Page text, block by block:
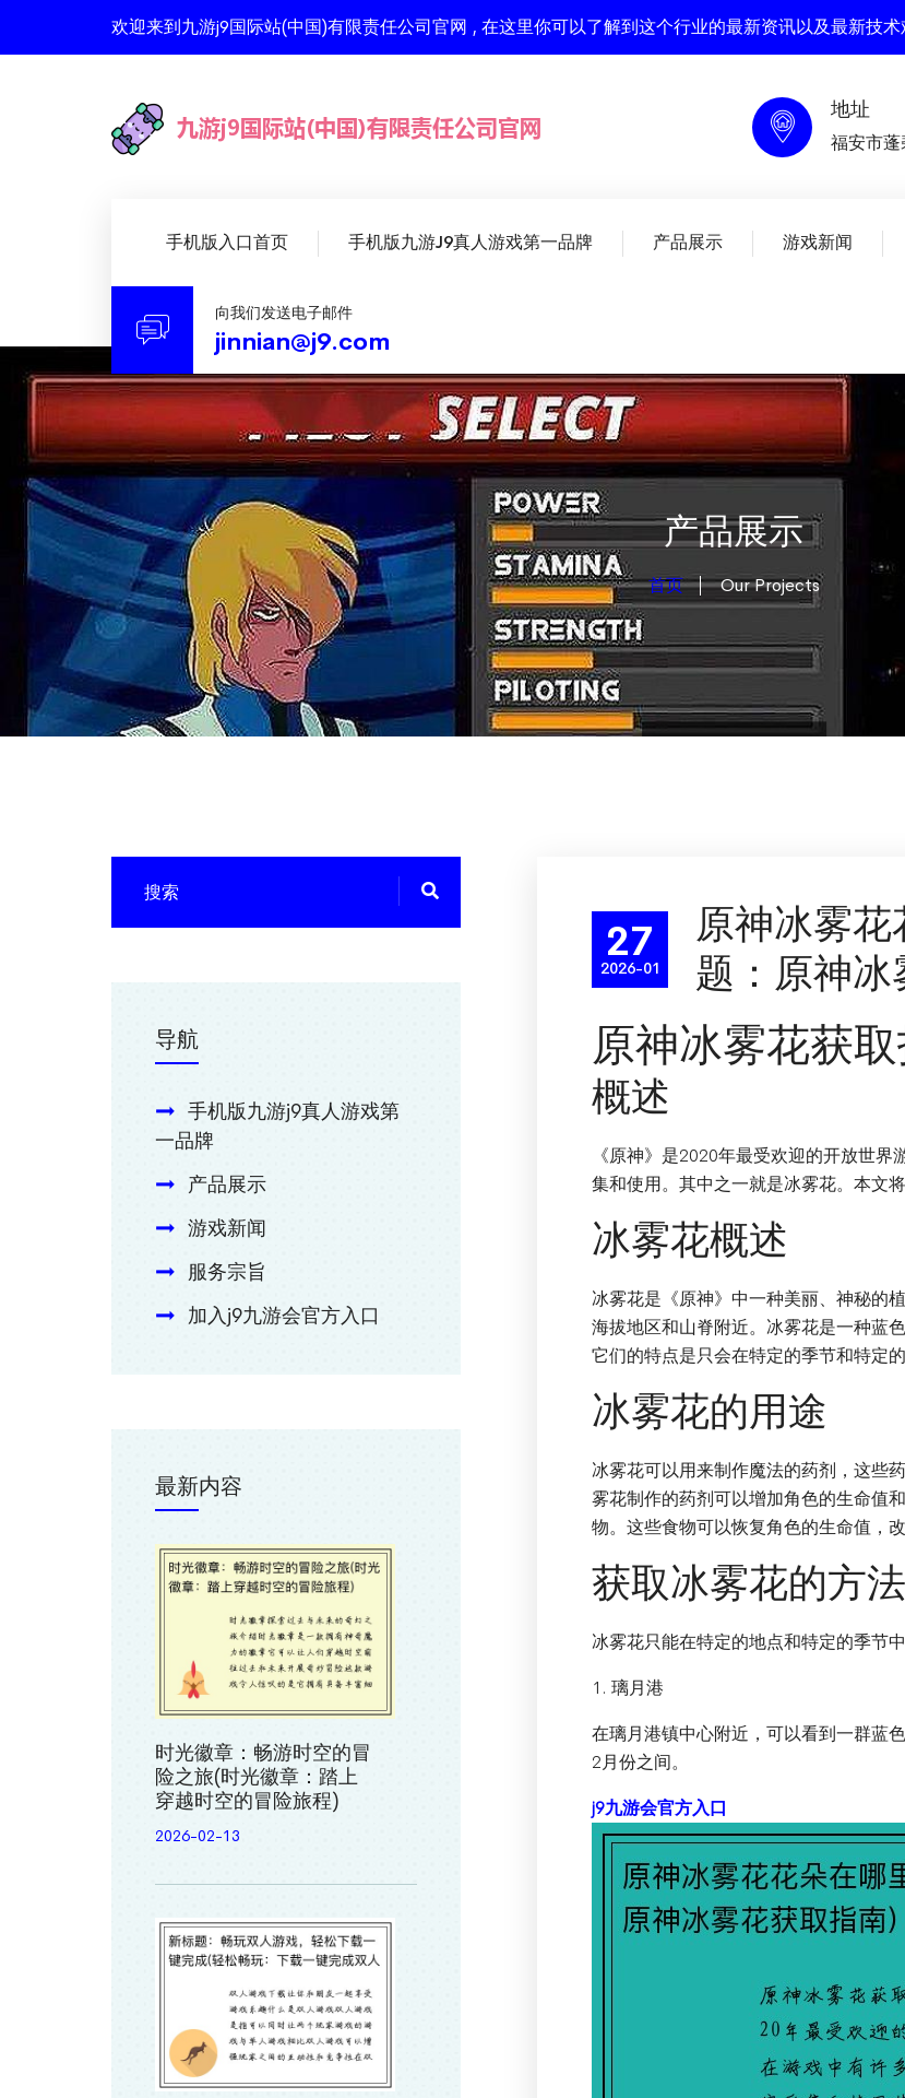
欢迎来到九游j9国际站(中国)有限责任公司官网 , 在这里你可以了解到这个行业的最新资讯以及最新技术
地址
福安市
手机版入口首页 手机版九游J9真人游戏第一品牌 产品展示 游戏新闻
向我们发送电子邮件
jinnian@j9.com
产品展示
首页 Our Projects
27
2026-01
原神冰雾
题：原神
原神冰雾花获
概述
《原神》是2020年最受欢迎的开放世
集和使用。其中之一就是冰雾花。本文
冰雾花概述
冰雾花是《原神》中一种美丽、神秘的
海拔地区和山脊附近。冰雾花是一种蓝
它们的特点是只会在特定的季节和特定的
冰雾花的用途
冰雾花可以用来制作魔法的药剂，这些
雾花制作的药剂可以增加角色的生命值
物。这些食物可以恢复角色的生命值，
获取冰雾花的方法
冰雾花只能在特定的地点和特定的季节
1. 璃月港
在璃月港镇中心附近，可以看到一群蓝
2月份之间。
j9九游会官方入口
导航
手机版九游j9真人游戏第
一品牌
产品展示
游戏新闻
服务宗旨
加入j9九游会官方入口
最新内容
时光徽章：畅游时空的冒
险之旅(时光徽章：踏上
穿越时空的冒险旅程)
2026-02-13